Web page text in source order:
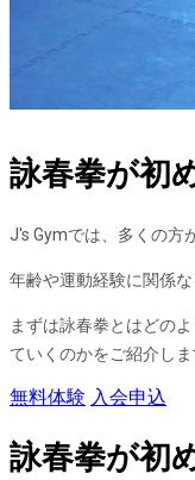
詠春拳が初
J's Gymでは、多くの方
年齢や運動経験に関係
まずは詠春拳とはどの
ていくのかをご紹介しま
無料体験 入会申込
詠春拳が初